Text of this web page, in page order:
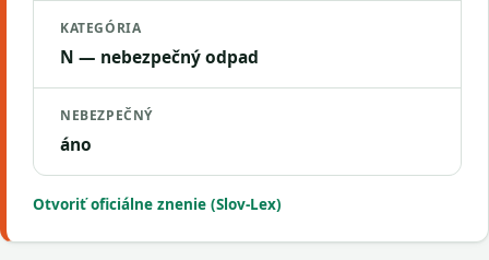
KATEGÓRIA
N — nebezpečný odpad
NEBEZPEČNÝ
áno
Otvoriť oficiálne znenie (Slov-Lex)